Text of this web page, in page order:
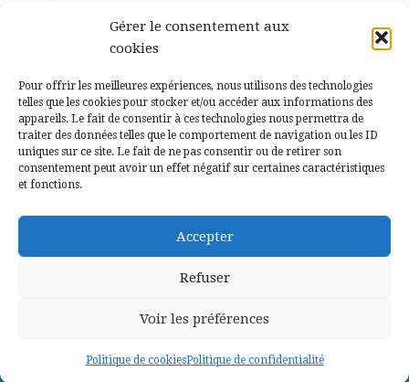
Gérer le consentement aux
cookies
Pour offrir les meilleures expériences, nous utilisons des technologies
telles que les cookies pour stocker et/ou accéder aux informations des
appareils. Le fait de consentir à ces technologies nous permettra de
traiter des données telles que le comportement de navigation ou les ID
uniques sur ce site. Le fait de ne pas consentir ou de retirer son
consentement peut avoir un effet négatif sur certaines caractéristiques
et fonctions.
Accepter
Refuser
Voir les préférences
Politique de cookiesPolitique de confidentialité
Personnages
complets et
Dimanche 25
octobre
89,00€
Politique de cookies (UE)